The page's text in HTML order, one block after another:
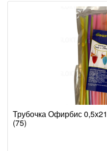
Трубочка Офирбис
(75)